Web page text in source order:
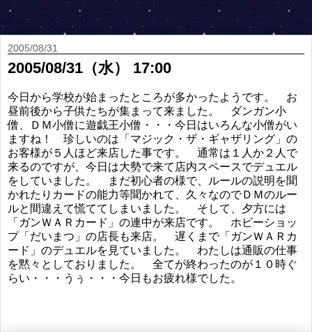
2005/08/31
2005/08/31（水） 17:00
今日から学校が始まったところが多かったようです。 お
昼前後から子供たちが集まって来ました。 ダンガン小
僧、ＤＭ小僧に遊戯王小僧・・・今日はいろんな小僧がい
ますね！ 珍しいのは「マジック・ザ・ギャザリング」の
お客様が５人ほど来店した事です。 通常は１人か２人で
来るのですが、今日は大勢で来て店内スペースでデュエル
をしていました。 まだ初心者の様で、ルールの説明を聞
かれたりカードの能力等聞かれて、久々なのでＤＭのルー
ルと間違えて慌ててしまいました。 そして、夕方には
「ガンＷＡＲカード」の連中が来店です。 ホビーショッ
プ「だいまつ」の店長も来店。 遅くまで「ガンＷＡＲカ
ード」のデュエルを見ていました。 わたしは通販の仕事
を黙々としておりました。 全てが終わったのが１０時ぐ
らい・・・うぅ・・・今日もお疲れ様でした。